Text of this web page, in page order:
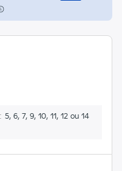
5, 6, 7, 9, 10, 11, 12 ou 14